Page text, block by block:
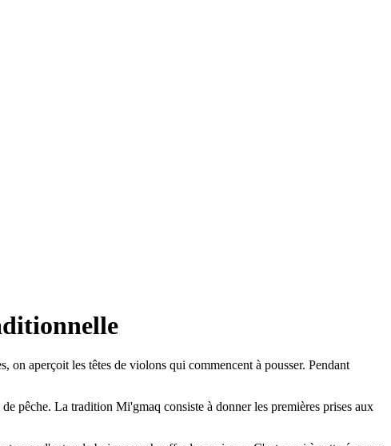
on aperçoit les têtes de violons qui commencent à pousser. Pendant
pêche. La tradition Mi'gmaq consiste à donner les premières prises aux